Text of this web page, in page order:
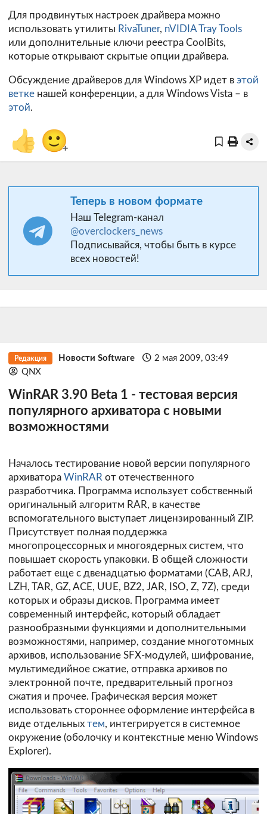
Для продвинутых настроек драйвера можно
использовать утилиты RivaTuner, nVIDIA Tray Tools
или дополнительные ключи реестра CoolBits,
которые открывают скрытые опции драйвера.
Обсуждение драйверов для Windows XP идет в этой
ветке нашей конференции, а для Windows Vista – в
этой.
👍 🙂+
Теперь в новом формате
Наш Telegram-канал
@overclockers_news
Подписывайся, чтобы быть в курсе
всех новостей!
Редакция Новости Software
2 мая 2009, 03:49
QNX
WinRAR 3.90 Beta 1 - тестовая версия
популярного архиватора с новыми
возможностями
Началось тестирование новой версии популярного
архиватора WinRAR от отечественного
разработчика. Программа использует собственный
оригинальный алгоритм RAR, в качестве
вспомогательного выступает лицензированный ZIP.
Присутствует полная поддержка
многопроцессорных и многоядерных систем, что
повышает скорость упаковки. В общей сложности
работает еще с двенадцатью форматами (CAB, ARJ,
LZH, TAR, GZ, ACE, UUE, BZ2, JAR, ISO, Z, 7Z), среди
которых и образы дисков. Программа имеет
современный интерфейс, который обладает
разнообразными функциями и дополнительными
возможностями, например, создание многотомных
архивов, использование SFX-модулей, шифрование,
мультимедийное сжатие, отправка архивов по
электронной почте, предварительный прогноз
сжатия и прочее. Графическая версия может
использовать стороннее оформление интерфейса в
виде отдельных тем, интегрируется в системное
окружение (оболочку и контекстные меню Windows
Explorer).